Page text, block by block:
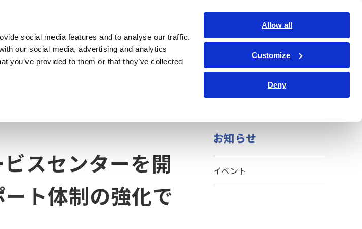
social media features and to analyse our traffic.
our social media, advertising and analytics
you’ve provided to them or that they’ve collected
Allow all
Customize
Deny
・ソリューション 計測知識 サービス・サポート コーポレート・IR
お問い合わせ
スセンターを開
ト体制の強化で
お知らせ
イベント